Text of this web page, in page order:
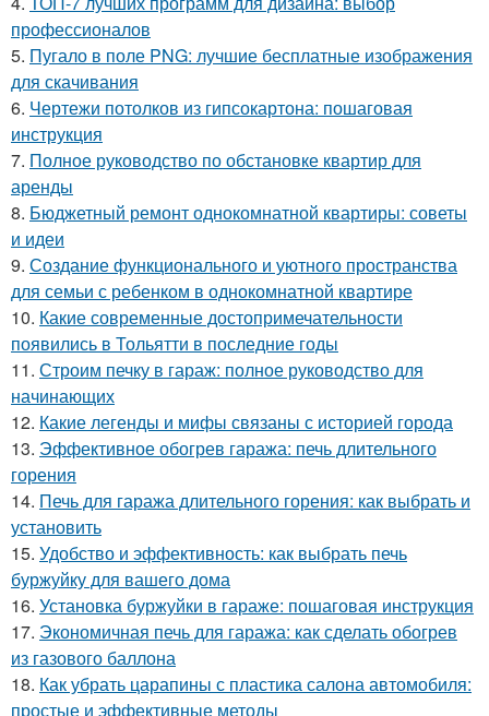
профессионалов
5. Пугало в поле PNG: лучшие бесплатные изображения
для скачивания
6. Чертежи потолков из гипсокартона: пошаговая
инструкция
7. Полное руководство по обстановке квартир для
аренды
8. Бюджетный ремонт однокомнатной квартиры: советы
и идеи
9. Создание функционального и уютного пространства
для семьи с ребенком в однокомнатной квартире
10. Какие современные достопримечательности
появились в Тольятти в последние годы
11. Строим печку в гараж: полное руководство для
начинающих
12. Какие легенды и мифы связаны с историей города
13. Эффективное обогрев гаража: печь длительного
горения
14. Печь для гаража длительного горения: как выбрать и
установить
15. Удобство и эффективность: как выбрать печь
буржуйку для вашего дома
16. Установка буржуйки в гараже: пошаговая инструкция
17. Экономичная печь для гаража: как сделать обогрев
из газового баллона
18. Как убрать царапины с пластика салона автомобиля:
простые и эффективные методы